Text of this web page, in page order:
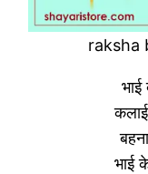
raksha
भाई